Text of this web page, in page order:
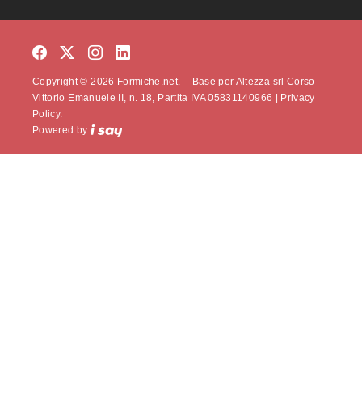
Copyright © 2026 Formiche.net. – Base per Altezza srl Corso
Vittorio Emanuele II, n. 18, Partita IVA 05831140966 |
Privacy
Policy.
Powered by